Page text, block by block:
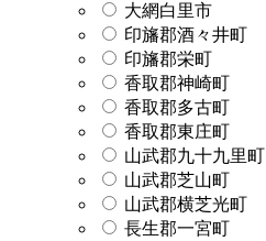
大網白里市
印旛郡酒々井町
印旛郡栄町
香取郡神崎町
香取郡多古町
香取郡東庄町
山武郡九十九里町
山武郡芝山町
山武郡横芝光町
長生郡一宮町